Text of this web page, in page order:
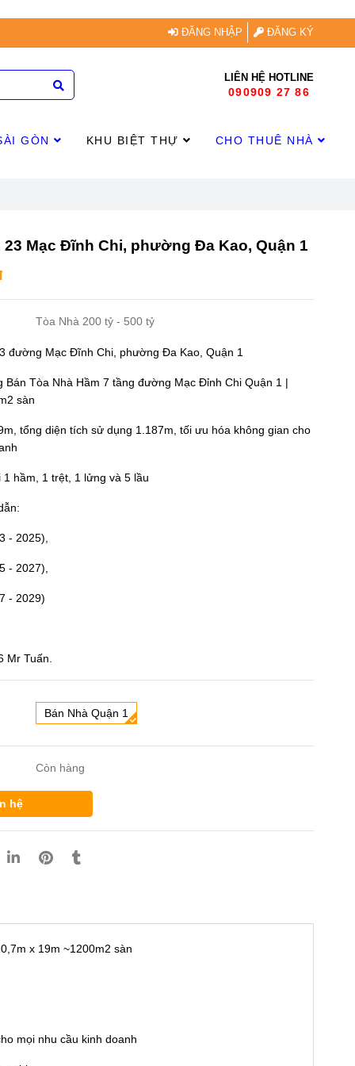
ĐĂNG NHẬP ĐĂNG KÝ
LIÊN HỆ HOTLINE
090909 27 86
GÒN KHU BIỆT THỰ CHO THUÊ NHÀ
23 Mạc Đĩnh Chi, phường Đa Kao, Quận 1
Tòa Nhà 200 tỷ - 500 tỷ
đường Mạc Đĩnh Chi, phường Đa Kao, Quận 1
Bán Tòa Nhà Hầm 7 tầng đường Mạc Đỉnh Chi Quận 1 |
sàn
tổng diện tích sử dụng 1.187m, tối ưu hóa không gian cho
1 hầm, 1 trệt, 1 lửng và 5 lầu
- 2025),
- 2027),
- 2029)
Mr Tuấn.
Bán Nhà Quận 1
Còn hàng
hệ
x 19m ~1200m2 sàn
mọi nhu cầu kinh doanh